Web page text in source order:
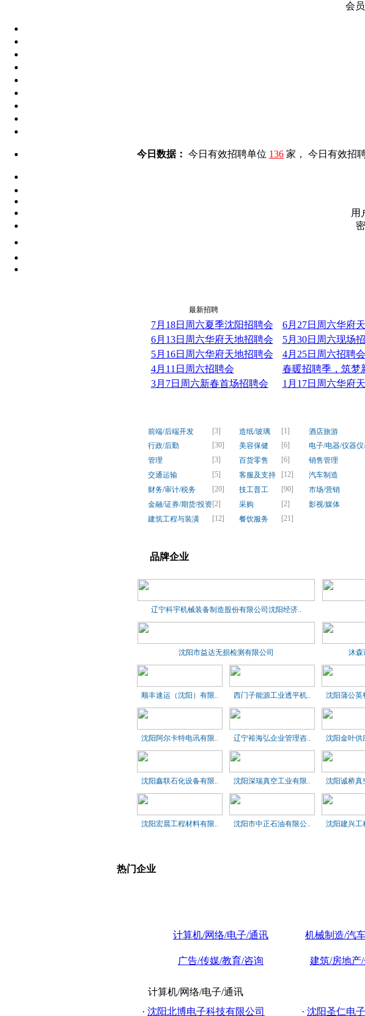
会
今日数据： 今日有效招聘单位 136 家， 今日有效招
用
最新招聘
7月18日周六夏季沈阳招聘会
6月27日周六华府
6月13日周六华府天地招聘会
5月30日周六现场
5月16日周六华府天地招聘会
4月25日周六招聘会
4月11日周六招聘会
春暖招聘季，筑梦
3月7日周六新春首场招聘会
1月17日周六华府
前端/后端开发 [3] 造纸/玻璃 [1] 酒店旅游
行政/后勤
[30] 美容保健 [6] 电子/电器/仪器仪
管理
[3] 百货零售 [6] 销售管理
交通运输
[5] 客服及支持 [12] 汽车制造
财务/审计/税务
[20] 技工普工 [90] 市场/营销
金融/证券/期货/投资[2] 采购 [2] 影视/媒体
建筑工程与装潢
[12] 餐饮服务 [21]
品牌企业
辽宁科宇机械装备制造股份有限公司沈阳经济..
沈阳市益达无损检测有限公司 沐森
顺丰速运（沈阳）有限.. 西门子能源工业透平机.. 沈阳蒲公英
沈阳阿尔卡特电讯有限.. 辽宁裕海弘企业管理咨.. 沈阳金叶供
沈阳鑫联石化设备有限.. 沈阳深瑞真空工业有限.. 沈阳诚桥真
沈阳宏晨工程材料有限.. 沈阳市中正石油有限公.. 沈阳建兴工
热门企业
计算机/网络/电子/通讯 机械制造/汽
广告/传媒/教育/咨询 建筑/房地产
计算机/网络/电子/通讯
· 沈阳北博电子科技有限公司 · 沈阳圣仁电